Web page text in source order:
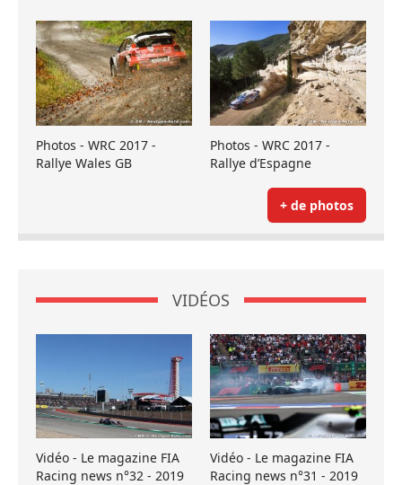
Photos - WRC 2017 -
Rallye Wales GB
Photos - WRC 2017 -
Rallye d’Espagne
+ de photos
VIDÉOS
Vidéo - Le magazine FIA
Racing news n°32 - 2019
Vidéo - Le magazine FIA
Racing news n°31 - 2019